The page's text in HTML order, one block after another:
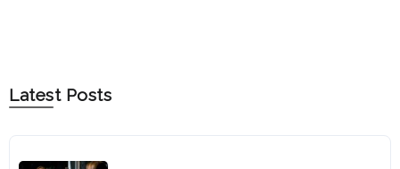
Latest Posts